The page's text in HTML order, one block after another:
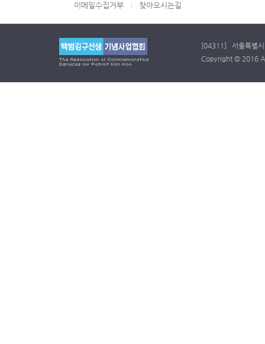
이메일수집거부 찾아오시는길
[04311] 서울특별
Copyright © 2016